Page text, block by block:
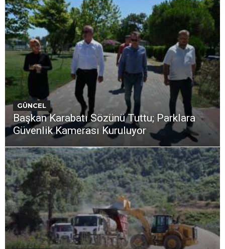
GÜNCEL
Başkan Karabatı Sözünü Tuttu; Parklara
Güvenlik Kamerası Kuruluyor